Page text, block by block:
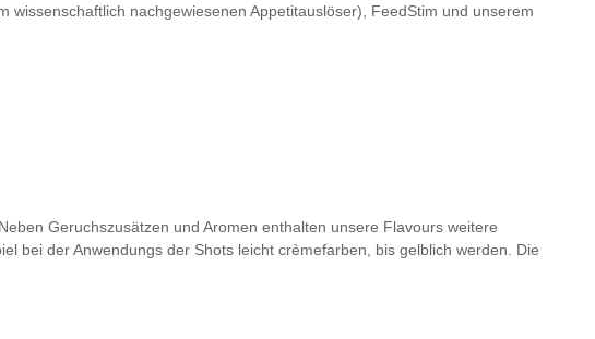
nachgewiesenen Appetitauslöser), FeedStim und unserem
Geruchszusätzen und Aromen enthalten unsere Flavours weitere
bei der Anwendungs der Shots leicht crèmefarben, bis gelblich werden. Die